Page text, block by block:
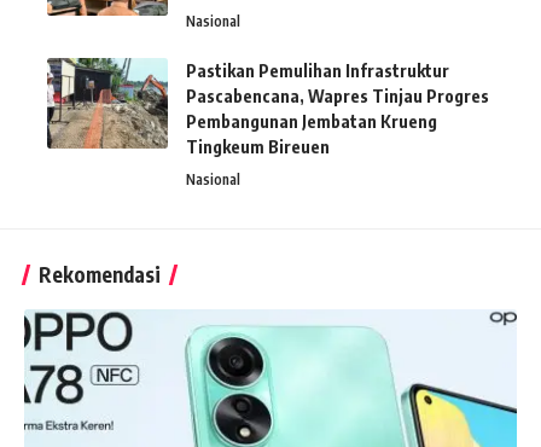
Nasional
Pastikan Pemulihan Infrastruktur
Pascabencana, Wapres Tinjau Progres
Pembangunan Jembatan Krueng
Tingkeum Bireuen
Nasional
Rekomendasi